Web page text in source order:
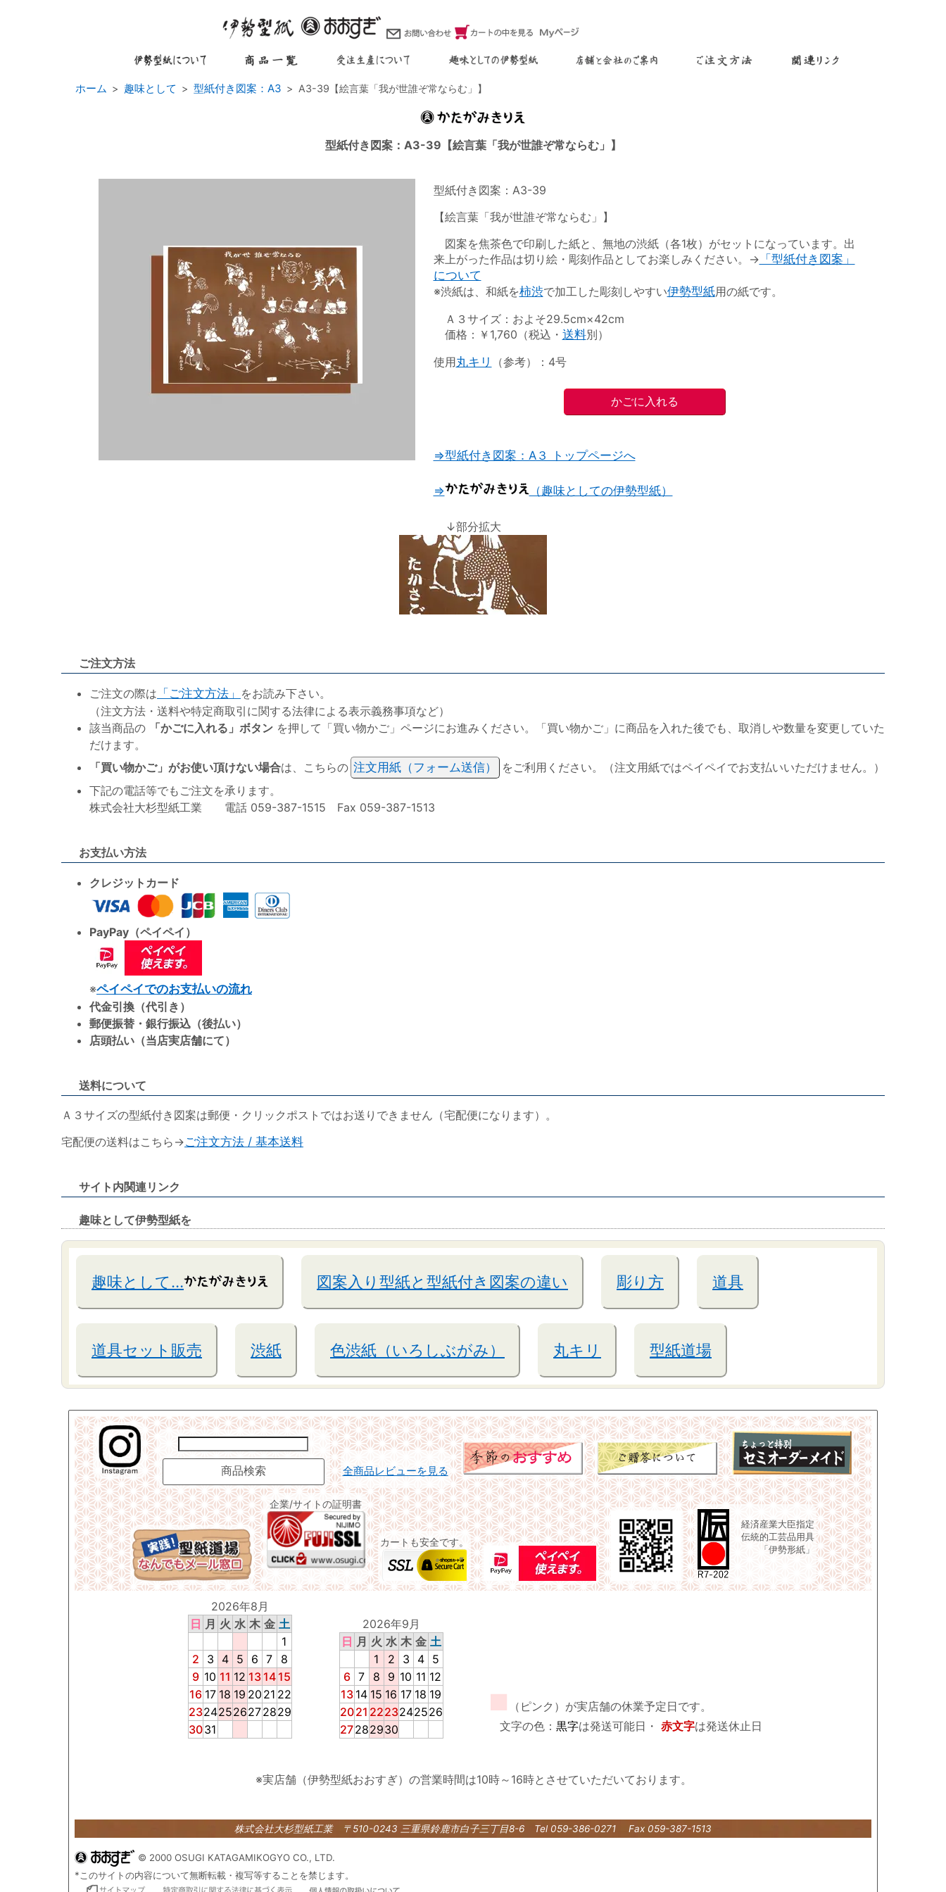
ホーム 趣味として 型紙付き図案：A3 A3-39【絵言葉「我が世誰ぞ常ならむ」】
型紙付き図案：A3-39【絵言葉「我が世誰ぞ常ならむ」】
型紙付き図案：A3-39
【絵言葉「我が世誰ぞ常ならむ」】
図案を焦茶色で印刷した紙と、無地の渋紙（各1枚）がセットになっています。出
来上がった作品は切り絵・彫刻作品としてお楽しみください。→ 「型紙付き図案」
について
※渋紙は、和紙を柿渋で加工した彫刻しやすい伊勢型紙用の紙です。
Ａ３サイズ：およそ29.5cm×42cm
価格：￥1,760（税込・ 送料別）
使用丸キリ （参考）：4号
⇒型紙付き図案：A３ トップページへ
⇒ （趣味としての伊勢型紙）
↓部分拡大
ご注文方法
ご注文の際は 「ご注文方法」 をお読み下さい。
（注文方法・送料や特定商取引に関する法律による表示義務事項など）
該当商品の
「かごに入れる」ボタン を押して「買い物かご」ページにお進みください。「買い物かご」に商品を入れた後でも、取消しや数量を変更していた
だけます。
「買い物かご」がお使い頂けない場合は、こちらの 注文用紙（フォーム送信）
をご利用ください。（注文用紙ではペイペイでお支払いいただけません。）
下記の電話等でもご注文を承ります。
株式会社大杉型紙工業 電話 059-387-1515 Fax 059-387-1513
お支払い方法
クレジットカード
PayPay（ペイペイ）
※ペイペイでのお支払いの流れ
代金引換（代引き）
郵便振替・銀行振込（後払い）
店頭払い（当店実店舗にて）
送料について
Ａ３サイズの型紙付き図案は郵便・クリックポストではお送りできません（宅配便になります）。
宅配便の送料はこちら→ご注文方法 / 基本送料
サイト内関連リンク
趣味として伊勢型紙を
趣味として… 図案入り型紙と型紙付き図案の違い 彫り方 道具
道具セット販売 渋紙 色渋紙（いろしぶがみ） 丸キリ 型紙道場
全商品レビューを見る
企業/サイトの証明書
カートも安全です。
経済産業大臣指定
伝統的工芸品用具
「伊勢形紙」
2026年8月
日 月 火 水 木 金 土
1
2
3 4 5 6 7
8
9 10 11 12 13 14 15
16 17 18 19 20 21 22
23242526272829
3031
2026年9月
日 月 火 水 木 金 土
1
2 3 4
5
6 7 8 9 10 11 12
13 14 15 16 17 18 19
2021 2223242526
27282930
■
（ピンク）が実店舗の休業予定日です。
文字の色： 黒字は発送可能日・ 赤文字は発送休止日
※実店舗（伊勢型紙おおすぎ）の営業時間は10時～16時とさせていただいております。
株式会社大杉型紙工業 〒510-0243 三重県鈴鹿市白子三丁目8-6 Tel 059-386-0271 Fax 059-387-1513
© 2000 OSUGI KATAGAMIKOGYO CO., LTD.
*このサイトの内容について無断転載・複写等することを禁じます。